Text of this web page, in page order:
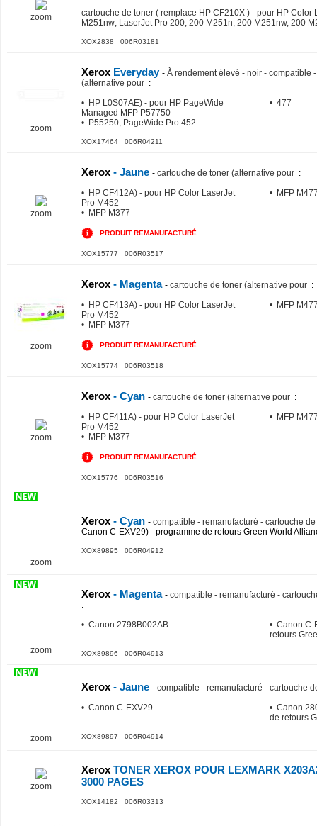
zoom
cartouche de toner ( remplace HP CF210X ) - pour HP Color
M251nw; LaserJet Pro 200, 200 M251n, 200 M251nw, 200
XOX2838 006R03181
zoom
Xerox Everyday - À rendement élevé - noir - compatible
(alternative pour :
• HP L0S07AE) - pour HP PageWide
Managed MFP P57750
• P55250; PageWide Pro 452
• 477
XOX17464 006R04211
zoom
Xerox - Jaune - cartouche de toner (alternative pour :
• HP CF412A) - pour HP Color LaserJet
Pro M452
• MFP M377
• MFP
PRODUIT REMANUFACTURÉ
XOX15777 006R03517
zoom
Xerox - Magenta - cartouche de toner (alternative pour :
• HP CF413A) - pour HP Color LaserJet
Pro M452
• MFP M377
• MFP
PRODUIT REMANUFACTURÉ
XOX15774 006R03518
zoom
Xerox - Cyan - cartouche de toner (alternative pour :
• HP CF411A) - pour HP Color LaserJet
Pro M452
• MFP M377
• MFP
PRODUIT REMANUFACTURÉ
XOX15776 006R03516
zoom
Xerox - Cyan - compatible - remanufacturé - cartouche
Canon C-EXV29) - programme de retours Green World
XOX89895 006R04912
zoom
Xerox - Magenta - compatible - remanufacturé -
:
• Canon 2798B002AB
• Canon C-
retours
XOX89896 006R04913
zoom
Xerox - Jaune - compatible - remanufacturé - cartouche
• Canon C-EXV29
• Canon
de retours
XOX89897 006R04914
zoom
Xerox TONER XEROX POUR LEXMARK
3000 PAGES
XOX14182 006R03313